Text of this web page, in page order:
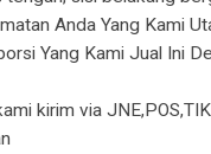
Anda Yang Kami
Yang Kami Jual Ini
kirim via